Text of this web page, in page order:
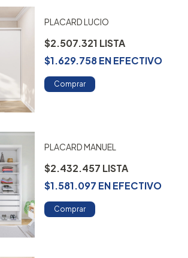
PLACARD LUCIO
$2.507.321
$1.629.758ENEFECTIVO
Comprar
PLACARD MANUEL
$2.432.457
$1.581.097 ENEFECTIVO
Comprar